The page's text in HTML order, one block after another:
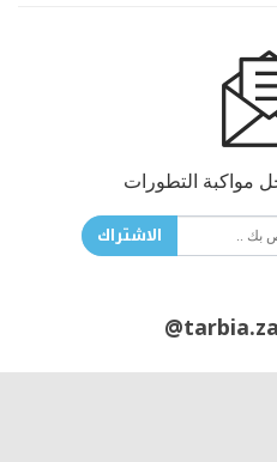
مواكبة التطورات
الاشتراك